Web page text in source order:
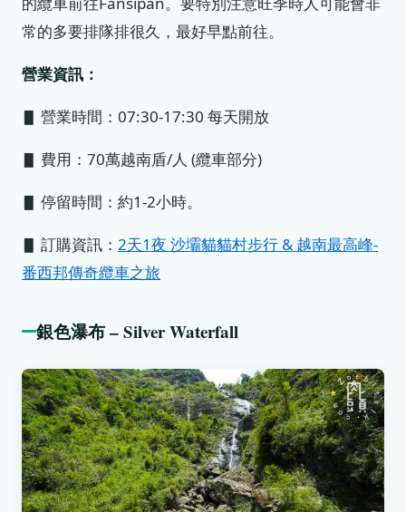
常的多要排隊排很久，最好早點前往。
營業資訊：
▋ 營業時間：07:30-17:30 每天開放
▋ 費用：70萬越南盾/人 (纜車部分)
▋ 停留時間：約1-2小時。
▋ 訂購資訊： 2天1夜 沙壩貓貓村步行 & 越南最高峰-
番西邦傳奇纜車之旅
銀色瀑布 – Silver Waterfall